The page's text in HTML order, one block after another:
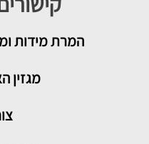
המרת מידות
מגזין